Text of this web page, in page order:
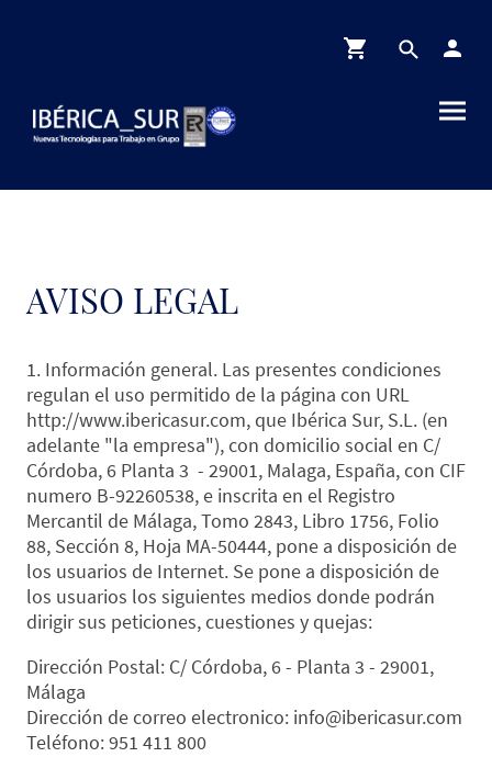
AVISO LEGAL
1. Información general. Las presentes condiciones
regulan el uso permitido de la página con URL
http://www.ibericasur.com, que Ibérica Sur, S.L. (en
adelante "la empresa"), con domicilio social en C/
Córdoba, 6 Planta 3 - 29001, Malaga, España, con CIF
numero B-92260538, e inscrita en el Registro
Mercantil de Málaga, Tomo 2843, Libro 1756, Folio
88, Sección 8, Hoja MA-50444, pone a disposición de
los usuarios de Internet. Se pone a disposición de
los usuarios los siguientes medios donde podrán
dirigir sus peticiones, cuestiones y quejas:
Dirección Postal: C/ Córdoba, 6 - Planta 3 - 29001,
Málaga
Dirección de correo electronico: info@ibericasur.com
Teléfono: 951 411 800